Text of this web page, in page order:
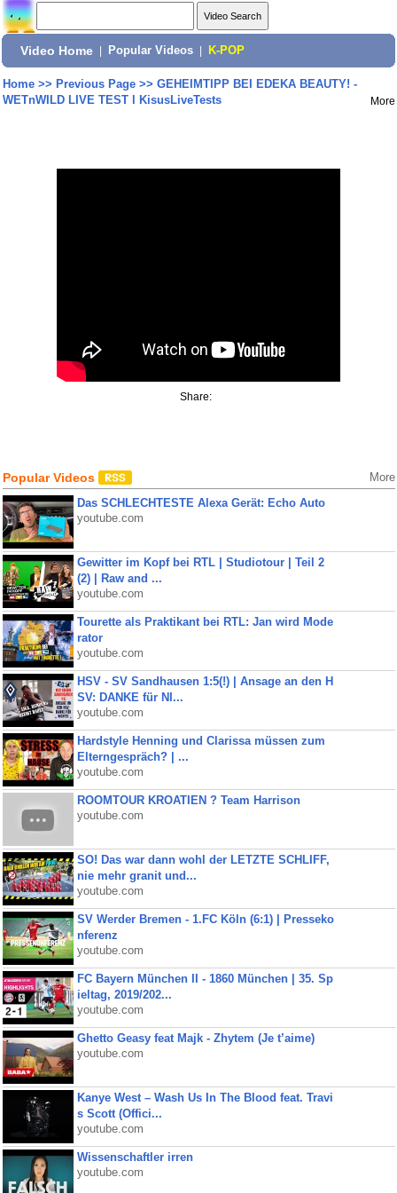
Video Home Popular Videos K-POP
Home>> Previous Page>> GEHEIMTIPP BEI EDEKA BEAUTY! -
WETnWILD LIVE TEST l KisusLiveTests
More
Share:
Popular Videos More
Das SCHLECHTESTE Alexa Gerät: Echo Auto
youtube.com
Gewitter im Kopf bei RTL | Studiotour | Teil 2
(2) | Raw and ...
youtube.com
Tourette als Praktikant bei RTL: Jan wird Mode
rator
youtube.com
HSV - SV Sandhausen 1:5(!) | Ansage an den H
SV: DANKE für NI...
youtube.com
Hardstyle Henning und Clarissa müssen zum
Elterngespräch? | ...
youtube.com
ROOMTOUR KROATIEN ? Team Harrison
youtube.com
SO! Das war dann wohl der LETZTE SCHLIFF,
nie mehr granit und...
youtube.com
SV Werder Bremen - 1.FC Köln (6:1) | Presseko
nferenz
youtube.com
FC Bayern München II - 1860 München | 35. Sp
ieltag, 2019/202...
youtube.com
Ghetto Geasy feat Majk - Zhytem (Je t’aime)
youtube.com
Kanye West – Wash Us In The Blood feat. Travi
s Scott (Offici...
youtube.com
Wissenschaftler irren
youtube.com